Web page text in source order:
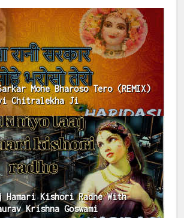
Mohe Bharoso Tero (REMIX)
Chitralekha Ji
Hamari Kishori Radhe With
Krishna Goswami